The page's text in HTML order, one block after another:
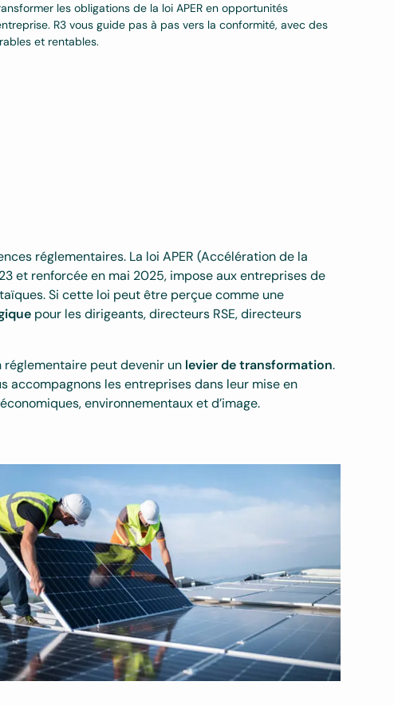
les obligations de la loi APER en opportunités
R3 vous guide pas à pas vers la conformité, avec des
et rentables.
réglementaires. La loi APER (Accélération de la
et renforcée en mai 2025, impose aux entreprises de
Si cette loi peut être perçue comme une
pour les dirigeants, directeurs RSE, directeurs
réglementaire peut devenir un levier de transformation.
accompagnons les entreprises dans leur mise en
environnementaux et d’image.